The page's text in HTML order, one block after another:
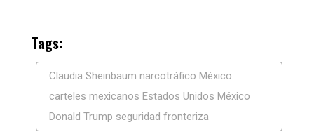
Tags:
Claudia Sheinbaum narcotráfico México
carteles mexicanos Estados Unidos México
Donald Trump seguridad fronteriza